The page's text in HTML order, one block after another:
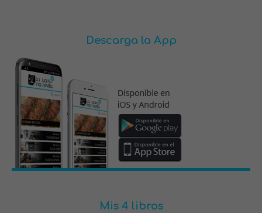
Descarga la App
Mis 4 libros